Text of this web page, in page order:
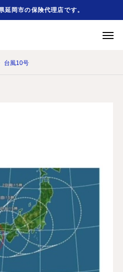
延岡市の保険代理店です。
台風10号